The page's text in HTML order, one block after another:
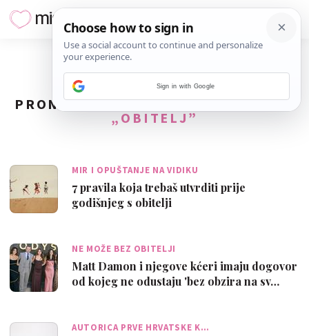
PRONAĐENO677REZULTATA ZA TAG
„OBITELJ”
MIR I OPUŠTANJE NA VIDIKU
7 pravila koja trebaš utvrditi prije
godišnjeg s obitelji
NE MOŽE BEZ OBITELJI
Matt Damon i njegove kćeri imaju dogovor
od kojeg ne odustaju 'bez obzira na sv…
AUTORICA PRVE HRVATSKE K…
Sign in with Google